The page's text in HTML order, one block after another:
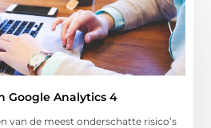
Google Analytics 4
van de meest onderschatte risico’s